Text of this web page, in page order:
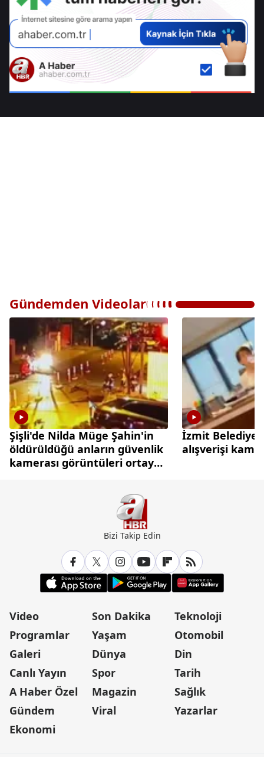
Gündemden Videolar
Şişli'de Nilda Müge Şahin'in
öldürüldüğü anların güvenlik
kamerası görüntüleri ortaya
İzmit
alışverişi
Bizi Takip Edin
Video
Programlar
Galeri
Canlı Yayın
A Haber Özel
Gündem
Ekonomi
Son Dakika
Yaşam
Dünya
Spor
Magazin
Viral
Teknoloji
Otomobil
Din
Tarih
Sağlık
Yazarlar